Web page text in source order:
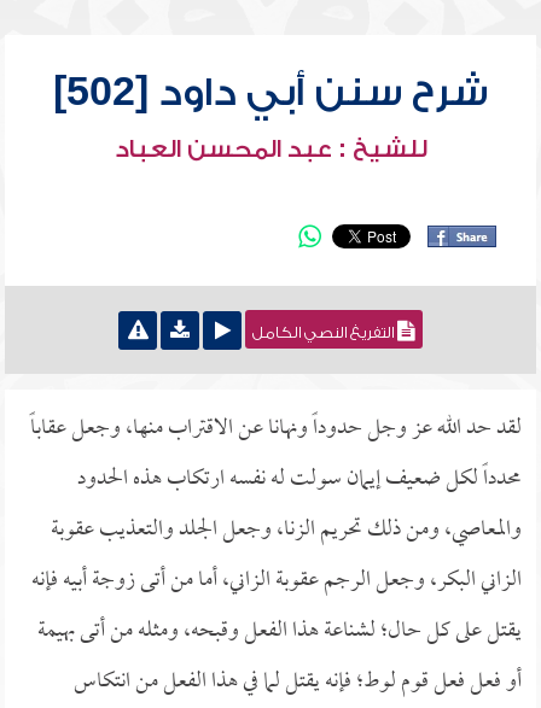
شرح سنن أبي داود [502]
للشيخ : عبد المحسن العباد
التفريغ النصي الكامل
لقد حد الله عز وجل حدوداً ونهانا عن الاقتراب منها، وجعل عقاباً
محدداً لكل ضعيف إيمان سولت له نفسه ارتكاب هذه الحدود
والمعاصي، ومن ذلك تحريم الزنا، وجعل الجلد والتعذيب عقوبة
الزاني البكر، وجعل الرجم عقوبة الزاني، أما من أتى زوجة أبيه فإنه
يقتل على كل حال؛ لشناعة هذا الفعل وقبحه، ومثله من أتى بهيمة
أو فعل فعل قوم لوط؛ فإنه يقتل لما في هذا الفعل من انتكاس